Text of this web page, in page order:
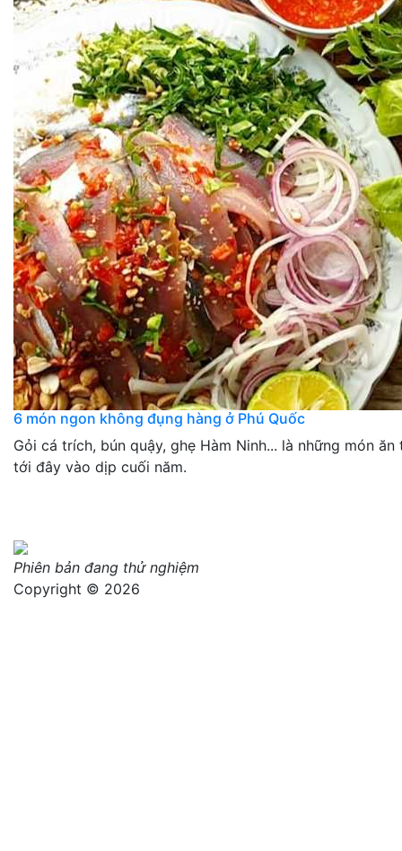
6 món ngon không đụng hàng ở Phú Quốc
Gỏi cá trích, bún quậy, ghẹ Hàm Ninh... là những món
tới đây vào dịp cuối năm.
Phiên bản đang thử nghiệm
Copyright © 2026